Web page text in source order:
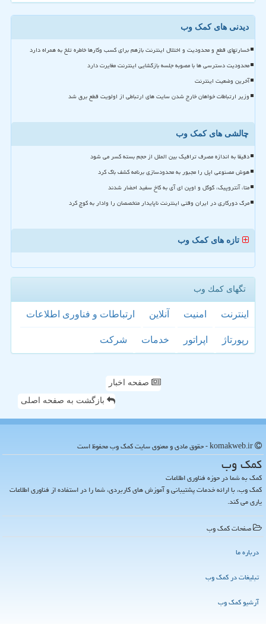
دیدنی های کمک وب
خسارتهای قطع و محدودیت و اختلال اینترنت بازهم برای کسب وکارها خاطره تلخ به همراه دارد
محدودیت دسترسی ها با مصوبه جلسه بازگشایی اینترنت مغایرت دارد
آخرین وضعیت اینترنت
وزیر ارتباطات خواهان خارج شدن سایت های ارتباطی از اولویت قطع برق شد
چالشی های کمک وب
دقیقا به اندازه مصرف ترافیک بین الملل از حجم بسته کسر می شود
هوش مصنوعی اپل را مجبور به محدودسازی برنامه کشف باگ کرد
متا، آنتروپیک، گوگل و اوپن ای آی به کاخ سفید احضار شدند
مرگ دورکاری در ایران وقتی اینترنت ناپایدار متخصصان را وادار به کوچ کرد
تازه های کمک وب
تگهای كمك وب
اینترنت امنیت آنلاین ارتباطات و فناوری اطلاعات
رپورتاژ اپراتور خدمات شركت
صفحه اخبار
بازگشت به صفحه اصلی
كمك وب
کمک به شما در حوزه فناوری اطلاعات
کمک وب، با ارائه خدمات پشتیبانی و آموزش های کاربردی، شما را در استفاده از فناوری اطلاعات
یاری می کند.
صفحات كمك وب
درباره ما
تبلیغات در كمك وب
آرشیو كمك وب